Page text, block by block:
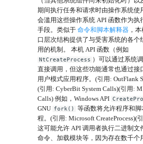
期间执行任务和请求时由操作系统使
会滥用这些操作系统 API 函数作为执
手段。类似于 命令和脚本解释器 ，
口层次结构提供了与受害系统的各个
用的机制。 本机 API 函数（例如
NtCreateProcess ）可以通过系统
直接调用，但这些功能通常也通过接
用户模式应用程序。(引用: OutFlank
(引用: CyberBit System Calls)(引用:
Calls) 例如，Windows API
GNU fork()
等函数将允许程序和
程。(引用: Microsoft CreateProcess)(
这可能允许 API 调用者执行二进制文
命令、加载模块等，因为存在数千个